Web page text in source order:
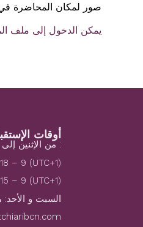
صور لمكان المحاضرة في
يمكن الدخول إلى ملف
أوقات
: من الإثنين
(1+UTC) h18 – 9
(1+UTC) h15 – 9 : الجمعة
السبت و الأحد: